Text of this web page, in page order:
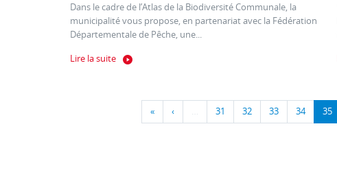
Dans le cadre de l’Atlas de la Biodiversité Communale, la
municipalité vous propose, en partenariat avec la Fédération
Départementale de Pêche, une...
Lire la suite
« ‹ … 31 32 33 34 35